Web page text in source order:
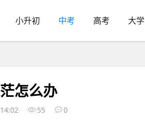
小升初 中考 高考 大学
怎么办
55 0